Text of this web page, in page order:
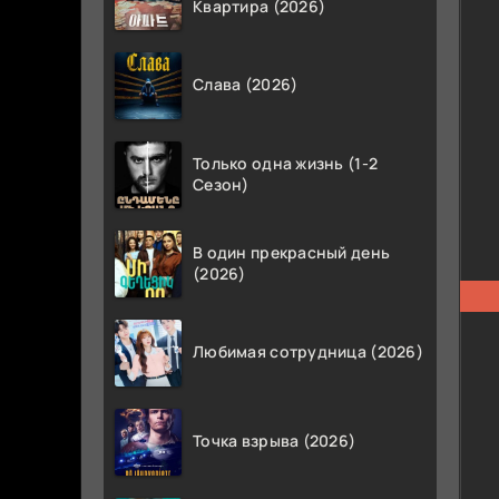
Квартира (2026)
Слава (2026)
Только одна жизнь (1-2
Сезон)
В один прекрасный день
(2026)
Любимая сотрудница (2026)
Точка взрыва (2026)